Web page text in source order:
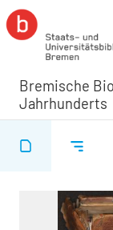
Bremische
Jahrhunderts